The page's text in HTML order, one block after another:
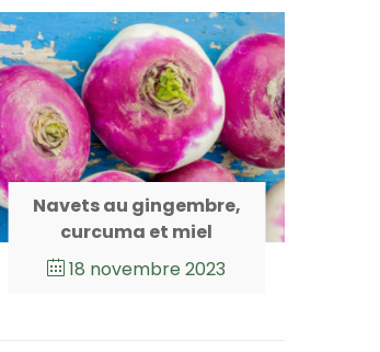
Navets au gingembre,
curcuma et miel
18 novembre 2023